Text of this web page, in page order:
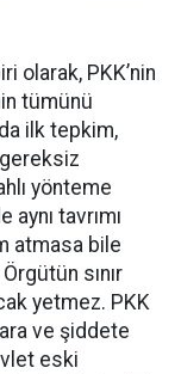
olarak, PKK’nin
tümünü
ilk tepkim,
yönteme
aynı tavrımı
atmasa bile
sınır
yetmez. PKK
ve şiddete
eski